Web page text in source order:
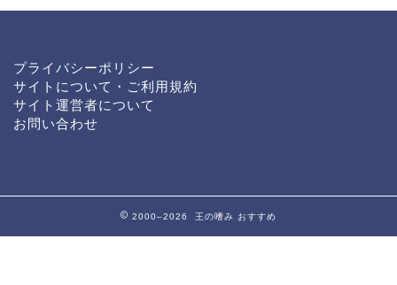
プレートを無料ダウンロード
2024年のカレンダー（横
2024年の年賀状（干支・辰年
のイラスト素材）